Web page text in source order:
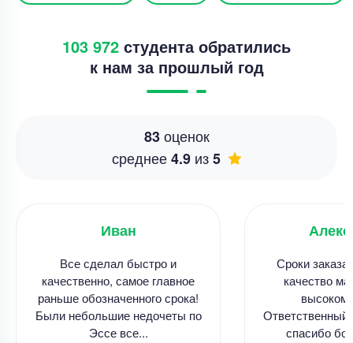
103 972 студента обратились
к нам за прошлый год
83оценок
среднее4.9 из5
Иван
Все сделал быстро и
качественно, самое главное
раньше обозначенного срока!
Были небольшие недочеты по
Эссе все...
Сроки
качество
высоком
Ответственный
спасибо